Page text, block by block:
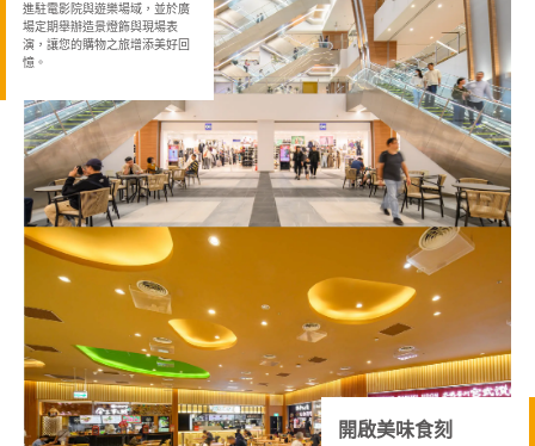
進駐電影院與遊樂場域，並於廣
場定期舉辦造景燈飾與現場表
演，讓您的購物之旅增添美好回
憶。
開啟美味食刻